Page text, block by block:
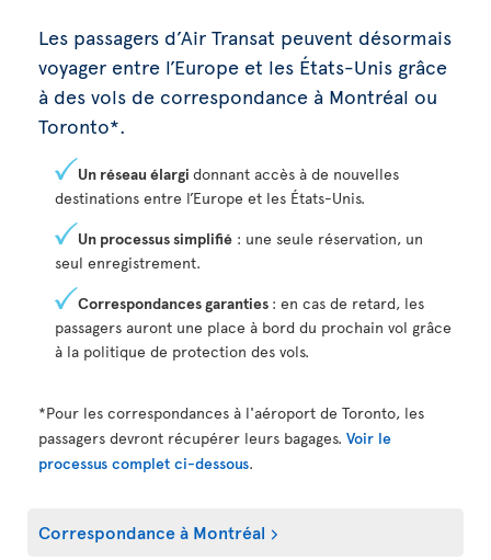
Les passagers d’Air Transat peuvent désormais
voyager entre l’Europe et les États-Unis grâce
à des vols de correspondance à Montréal ou
Toronto*.
Un réseau élargi donnant accès à de nouvelles
destinations entre l’Europe et les États-Unis.
Un processus simplifié : une seule réservation, un
seul enregistrement.
Correspondances garanties : en cas de retard, les
passagers auront une place à bord du prochain vol grâce
à la politique de protection des vols.
*Pour les correspondances à l'aéroport de Toronto, les
passagers devront récupérer leurs bagages. Voir le
processus complet ci-dessous.
Correspondance à Montréal